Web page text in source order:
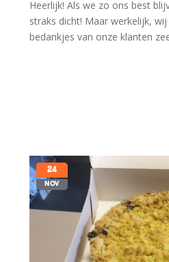
Heerlijk! Als we zo ons best
straks dicht! Maar werkelijk,
bedankjes van onze klanten
24
NOV